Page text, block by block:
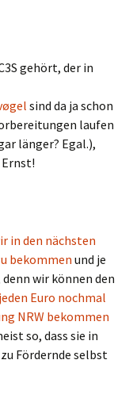
gehört, der in
sind da ja schon
laufen
länger? Egal.),
Ernst!
in den nächsten
bekommen und je
wir können den
Euro nochmal
NRW bekommen
so, dass sie in
Fördernde selbst